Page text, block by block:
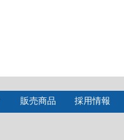
販売商品 採用情報